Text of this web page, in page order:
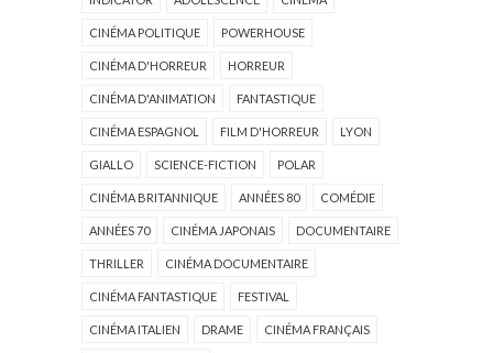
CINÉMA POLITIQUE POWERHOUSE
CINÉMA D'HORREUR HORREUR
CINÉMA D'ANIMATION FANTASTIQUE
CINÉMA ESPAGNOL FILM D'HORREUR LYON
GIALLO SCIENCE-FICTION POLAR
CINÉMA BRITANNIQUE ANNÉES 80 COMÉDIE
ANNÉES 70 CINÉMA JAPONAIS DOCUMENTAIRE
THRILLER CINÉMA DOCUMENTAIRE
CINÉMA FANTASTIQUE FESTIVAL
CINÉMA ITALIEN DRAME CINÉMA FRANÇAIS